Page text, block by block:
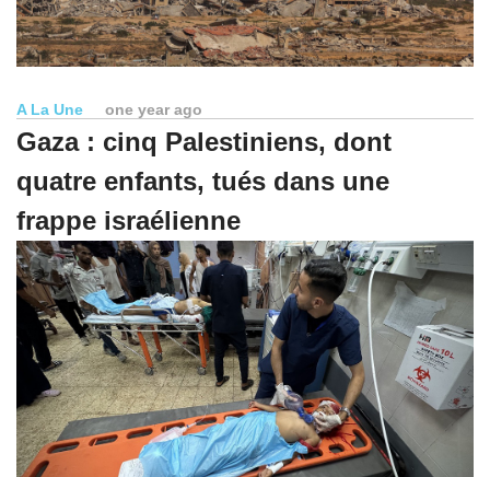
A La Une one year ago
Gaza : cinq Palestiniens, dont
quatre enfants, tués dans une
frappe israélienne